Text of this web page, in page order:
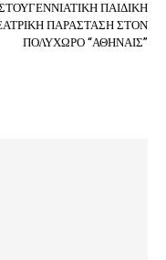
ΠΑΙΔΙΚΗ
ΠΑΡΑΣΤΑΣΗ ΣΤΟΝ
ΠΟΛΥΧΩΡΟ “ΑΘΗΝΑΙΣ”